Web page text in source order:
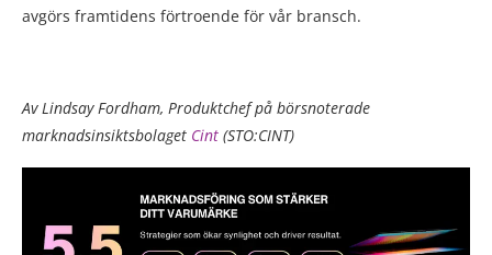
avgörs framtidens förtroende för vår bransch.
Av Lindsay Fordham, Produktchef på börsnoterade
marknadsinsiktsbolaget Cint (STO:CINT)